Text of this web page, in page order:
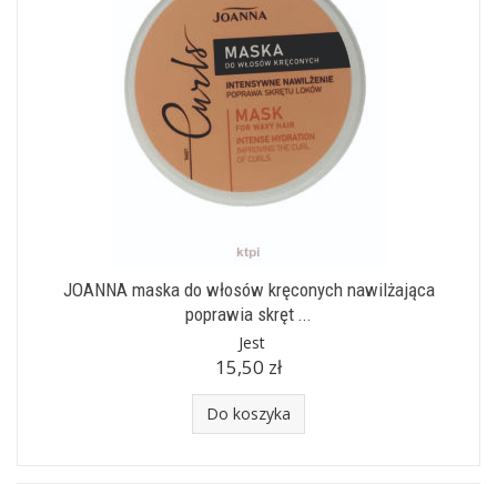
JOANNA maska do włosów kręconych nawilżająca
poprawia skręt ...
Jest
15,50 zł
Do koszyka